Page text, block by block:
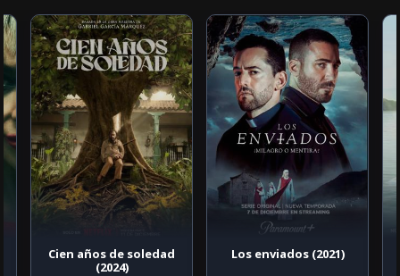
Cien años de soledad
(2024)
Los enviados (2021)